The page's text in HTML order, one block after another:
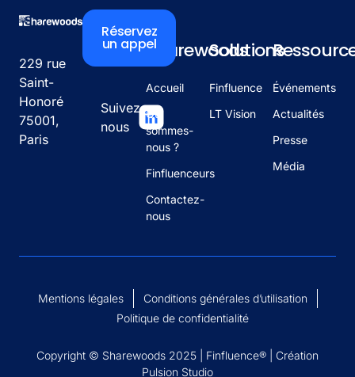
229 rue
Saint-
Honoré
75001,
Paris
Sharewoods
Accueil
Qui
sommes-
nous ?
Finfluenceurs
Contactez-
nous
Solutions
Finfluence
LT Vision
Événements
Actualités
Presse
Média
Réservez
un appel
Suivez-
nous
Mentions légales
Conditions générales d’utilisation
Politique de confidentialité
Copyright © Sharewoods 2025 | Finfluence® | Création
Pulsion Studio